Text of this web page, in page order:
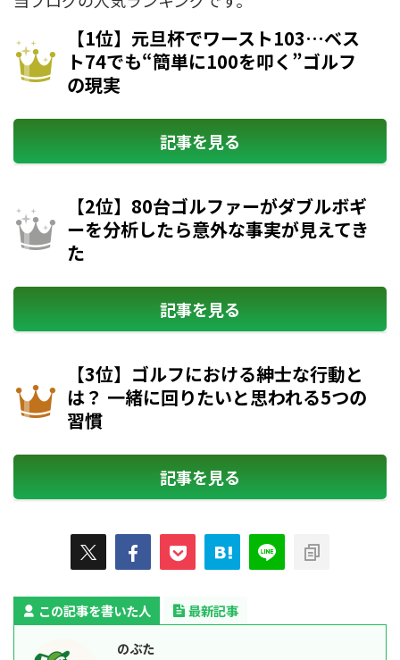
【1位】元旦杯でワースト103…ベス
ト74でも“簡単に100を叩く”ゴルフ
の現実
記事を見る
【2位】80台ゴルファーがダブルボギ
ーを分析したら意外な事実が見えてき
た
記事を見る
【3位】ゴルフにおける紳士な行動と
は？ 一緒に回りたいと思われる5つの
習慣
記事を見る
この記事を書いた人
最新記事
のぶた